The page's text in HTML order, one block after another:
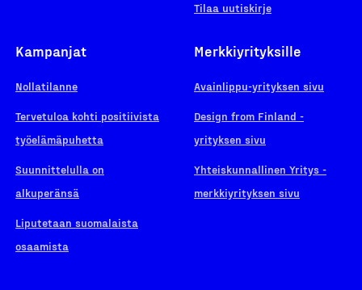
Tilaa uutiskirje
Kampanjat
Nollatilanne
Tervetuloa kohti positiivista
työelämäpuhetta
Suunnittelulla on
alkuperänsä
Liputetaan suomalaista
osaamista
Merkkiyrityksille
Avainlippu-yrityksen sivu
Design from Finland -
yrityksen sivu
Yhteiskunnallinen Yritys -
merkkiyrityksen sivu